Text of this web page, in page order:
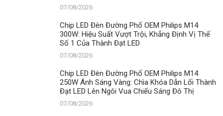
07/08/2026
Chip LED Đèn Đường Phố OEM Philips M14
300W: Hiệu Suất Vượt Trội, Khẳng Định Vị Thế
Số 1 Của Thành Đạt LED
07/08/2026
Chip LED Đèn Đường Phố OEM Philips M14
250W Ánh Sáng Vàng: Chìa Khóa Dẫn Lối Thành
Đạt LED Lên Ngôi Vua Chiếu Sáng Đô Thị
07/08/2026